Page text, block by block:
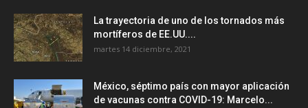
La trayectoria de uno de los tornados más
mortíferos de EE.UU....
martes 14 diciembre, 2021
México, séptimo país con mayor aplicación
de vacunas contra COVID-19: Marcelo...